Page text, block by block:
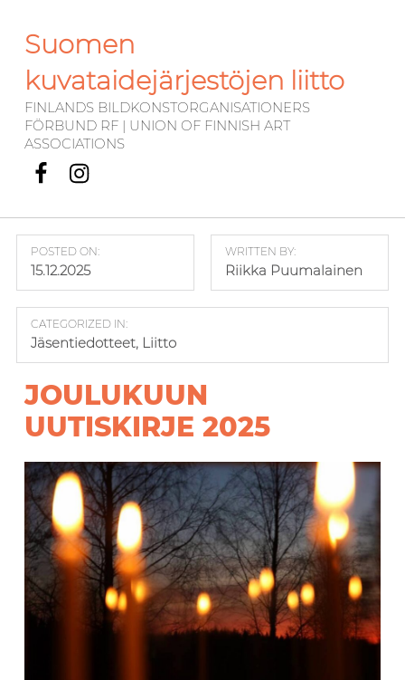
Suomen
kuvataidejärjestöjen liitto
FINLANDS BILDKONSTORGANISATIONERS
FÖRBUND RF | UNION OF FINNISH ART
ASSOCIATIONS
Facebook
Instagram
POSTED ON:
15.12.2025
WRITTEN BY:
Riikka Puumalainen
CATEGORIZED IN:
Jäsentiedotteet, Liitto
JOULUKUUN
UUTISKIRJE 2025